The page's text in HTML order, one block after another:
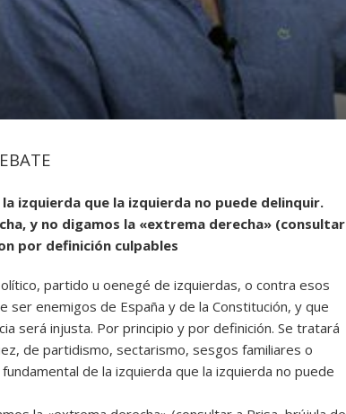
izquierda que la izquierda no puede delinquir.
y no digamos la «extrema derecha» (consultar
por definición culpables
partido u oenegé de izquierdas, o contra esos
ser enemigos de España y de la Constitución, y que
será injusta. Por principio y por definición. Se tratará
de partidismo, sectarismo, sesgos familiares o
de la izquierda que la izquierda no puede